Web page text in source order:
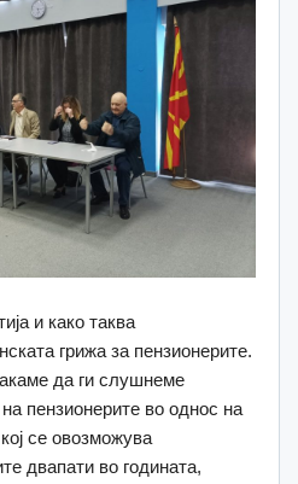
и како таква
грижа за пензионерите.
да ги слушнеме
пензионерите во однос на
се овозможува
двапати во годината,